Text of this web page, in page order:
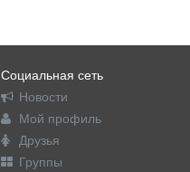
Социальная сеть
Новости
Мой профиль
Друзья
Группы